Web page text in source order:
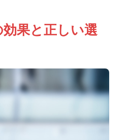
果と正しい選